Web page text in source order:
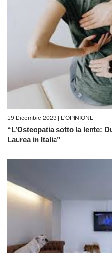
19 Dicembre 2023 | L'OPINIONE
“L’Osteopatia sotto la lente:
Laurea in Italia”